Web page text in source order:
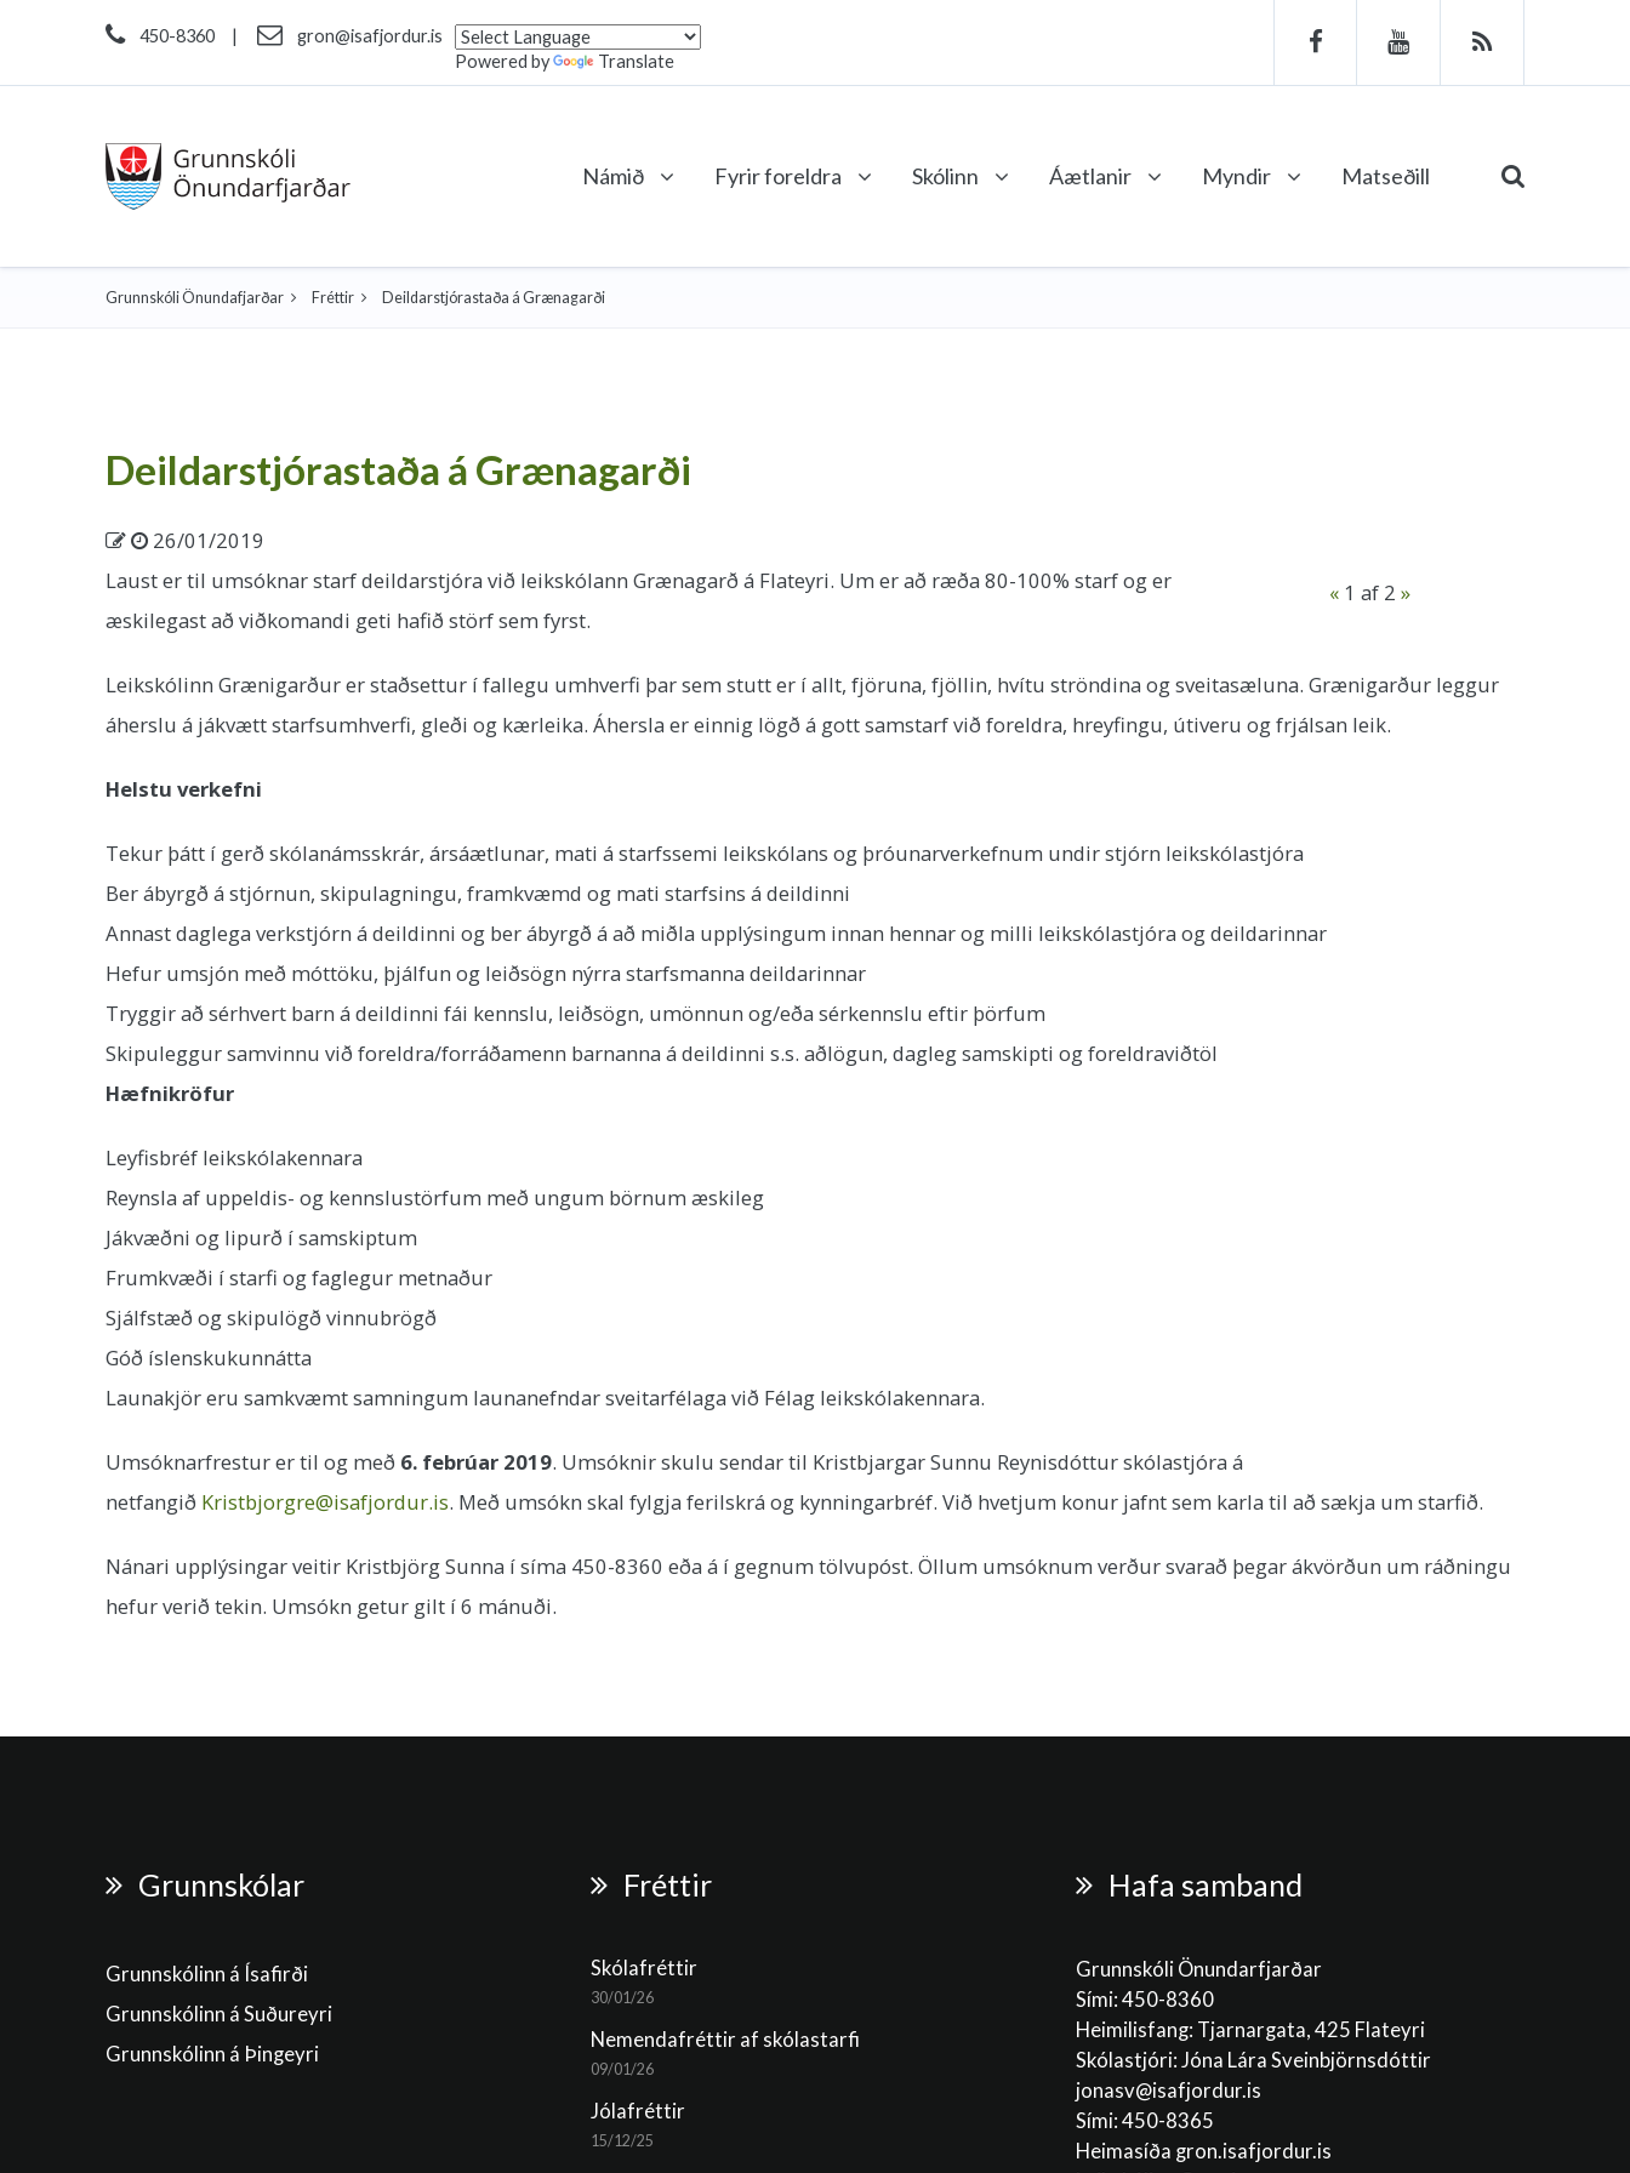
450-8360 |
gron@isafjordur.is
Powered by
Translate
Námið Fyrir foreldra Skólinn Áætlanir Myndir Matseðill
Grunnskóli Önundafjarðar Fréttir Deildarstjórastaða á Grænagarði
Deildarstjórastaða á Grænagarði
26/01/2019
« 1 af 2 »
Laust er til umsóknar starf deildarstjóra við leikskólann Grænagarð á Flateyri. Um er að ræða 80-100% starf og er
æskilegast að viðkomandi geti hafið störf sem fyrst.
Leikskólinn Grænigarður er staðsettur í fallegu umhverfi þar sem stutt er í allt, fjöruna, fjöllin, hvítu ströndina og sveitasæluna. Grænigarður leggur
áherslu á jákvætt starfsumhverfi, gleði og kærleika. Áhersla er einnig lögð á gott samstarf við foreldra, hreyfingu, útiveru og frjálsan leik.
Helstu verkefni
Tekur þátt í gerð skólanámsskrár, ársáætlunar, mati á starfssemi leikskólans og þróunarverkefnum undir stjórn leikskólastjóra
Ber ábyrgð á stjórnun, skipulagningu, framkvæmd og mati starfsins á deildinni
Annast daglega verkstjórn á deildinni og ber ábyrgð á að miðla upplýsingum innan hennar og milli leikskólastjóra og deildarinnar
Hefur umsjón með móttöku, þjálfun og leiðsögn nýrra starfsmanna deildarinnar
Tryggir að sérhvert barn á deildinni fái kennslu, leiðsögn, umönnun og/eða sérkennslu eftir þörfum
Skipuleggur samvinnu við foreldra/forráðamenn barnanna á deildinni s.s. aðlögun, dagleg samskipti og foreldraviðtöl
Hæfnikröfur
Leyfisbréf leikskólakennara
Reynsla af uppeldis- og kennslustörfum með ungum börnum æskileg
Jákvæðni og lipurð í samskiptum
Frumkvæði í starfi og faglegur metnaður
Sjálfstæð og skipulögð vinnubrögð
Góð íslenskukunnátta
Launakjör eru samkvæmt samningum launanefndar sveitarfélaga við Félag leikskólakennara.
Umsóknarfrestur er til og með 6. febrúar 2019. Umsóknir skulu sendar til Kristbjargar Sunnu Reynisdóttur skólastjóra á
netfangið Kristbjorgre@isafjordur.is. Með umsókn skal fylgja ferilskrá og kynningarbréf. Við hvetjum konur jafnt sem karla til að sækja um starfið.
Nánari upplýsingar veitir Kristbjörg Sunna í síma 450-8360 eða á í gegnum tölvupóst. Öllum umsóknum verður svarað þegar ákvörðun um ráðningu
hefur verið tekin. Umsókn getur gilt í 6 mánuði.
Grunnskólar
Grunnskólinn á Ísafirði
Grunnskólinn á Suðureyri
Grunnskólinn á Þingeyri
Fréttir
Skólafréttir
30/01/26
Nemendafréttir af skólastarfi
09/01/26
Jólafréttir
15/12/25
Hafa samband
Grunnskóli Önundarfjarðar
Sími: 450-8360
Heimilisfang: Tjarnargata, 425 Flateyri
Skólastjóri: Jóna Lára Sveinbjörnsdóttir
jonasv@isafjordur.is
Sími: 450-8365
Heimasíða gron.isafjordur.is